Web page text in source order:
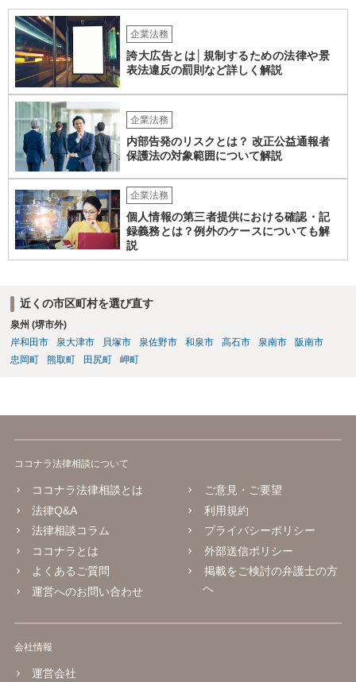
意に責任を認める文書を作成したり、損害負担を約束したりすること
は避けるべきです。一方で、在職中の業務内容、権限分掌、引継ぎ資
料、不正を認識していなかった事情を整理し、必要な範囲で調査に協
力することは考えられます。 仮に、金銭請求や責任追及を示唆されて
いる場合には、会社とのやり取りを保存し、弁護士に相談したうえで
対応なさった方がよいでしょう。
企業法務
誇大広告とは│規制するための法律や景
表法違反の罰則など詳しく解説
企業法務
内部告発のリスクとは？ 改正公益通報者
保護法の対象範囲について解説
企業法務
個人情報の第三者提供における確認・記
録義務とは？例外のケースについても解
説
近くの市区町村を選び直す
泉州 (堺市外)
岸和田市
泉大津市 貝塚市 泉佐野市 和泉市 高石市 泉南市
阪南市
忠岡町
熊取町 田尻町 岬町
ココナラ法律相談について
ココナラ法律相談とは
法律Q&A
法律相談コラム
ココナラとは
よくあるご質問
運営へのお問い合わせ
ご意見・ご要望
利用規約
プライバシーポリシー
外部送信ポリシー
掲載をご検討の弁護士の方
へ
会社情報
運営会社